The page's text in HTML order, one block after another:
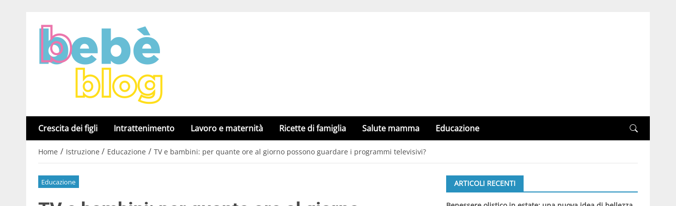
Crescita dei figli Intrattenimento Lavoro e maternità Ricette di famiglia Salute mamma Educazione
Home / Istruzione / Educazione / TV e bambini: per quante ore al giorno possono guardare i programmi televisivi?
Educazione ARTICOLI RECENTI